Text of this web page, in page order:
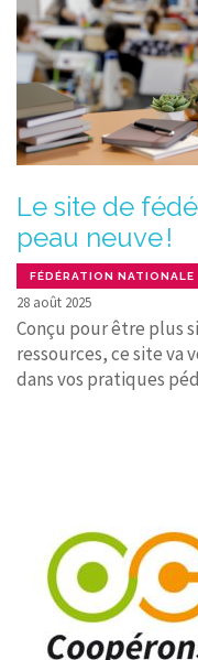
Le site de
peau neuve !
FÉDÉRATION NATIONALE
28 août 2025
Conçu pour être plus
ressources, ce site va
dans vos pratiques